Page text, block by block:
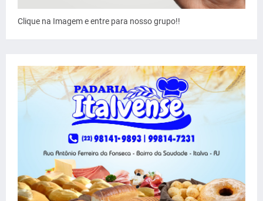
Clique na Imagem e entre para nosso grupo!!